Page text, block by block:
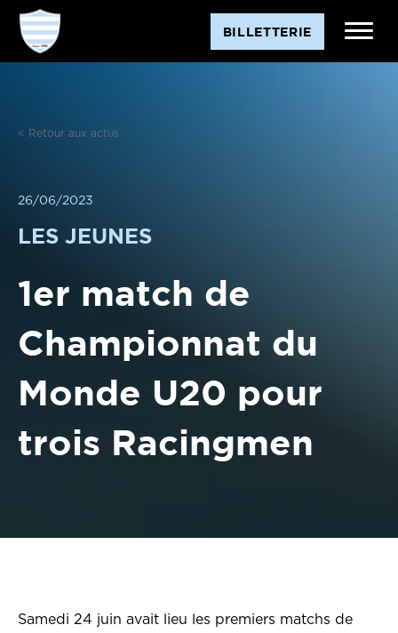
Aller
contenu
BILLETTERIE
< Retour aux actus
26/06/2023
LES JEUNES
1er match de
Championnat du
Monde U20 pour
trois Racingmen
Samedi 24 juin avait lieu les premiers matchs de